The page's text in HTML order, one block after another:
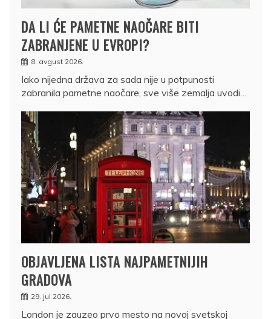
DA LI ĆE PAMETNE NAOČARE BITI
ZABRANJENE U EVROPI?
8. avgust 2026.
Iako nijedna država za sada nije u potpunosti
zabranila pametne naočare, sve više zemalja uvodi…
OBJAVLJENA LISTA NAJPAMETNIJIH
GRADOVA
29. jul 2026.
London je zauzeo prvo mesto na novoj svetskoj